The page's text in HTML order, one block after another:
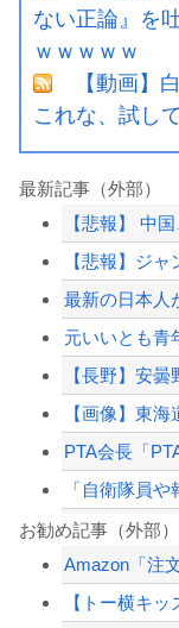
ない正論』を
ｗｗｗｗｗ
【動画】
これな、試し
最新記事（外部）
元いいとも青
ショートスリ
お勧め記事（外部）